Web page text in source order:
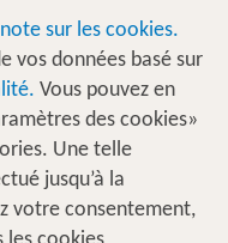
vacances
note sur les cookies.
vos données basé sur
Vous pouvez en
des cookies»
Une telle
jusqu’à la
votre consentement,